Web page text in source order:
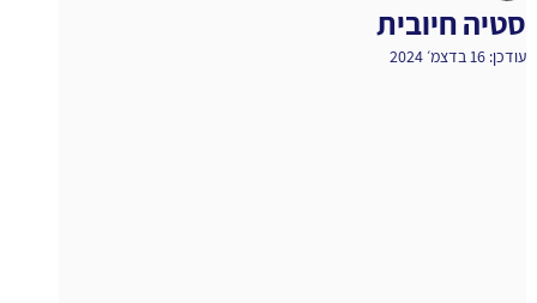
סטיה חיובית
עודכן: 16 בדצמ׳ 2024